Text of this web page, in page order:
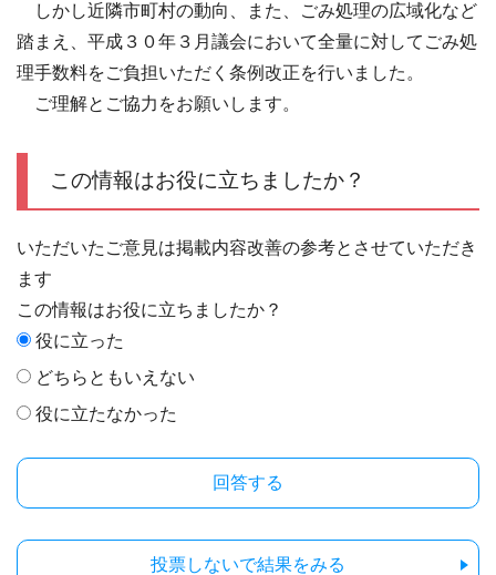
しかし近隣市町村の動向、また、ごみ処理の広域化など
踏まえ、平成３０年３月議会において全量に対してごみ処
理手数料をご負担いただく条例改正を行いました。
ご理解とご協力をお願いします。
この情報はお役に立ちましたか？
いただいたご意見は掲載内容改善の参考とさせていただき
ます
この情報はお役に立ちましたか？
役に立った
どちらともいえない
役に立たなかった
投票しないで結果をみる